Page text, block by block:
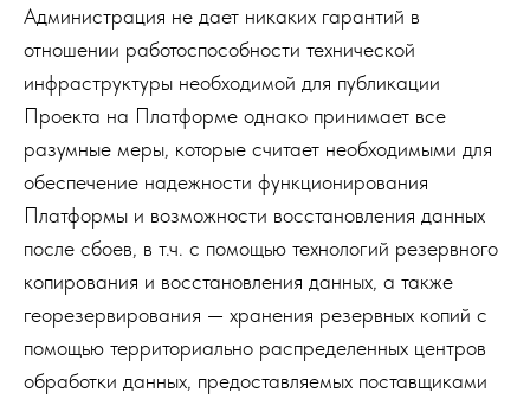
Администрация не дает никаких гарантий в
отношении работоспособности технической
инфраструктуры необходимой для публикации
Проекта на Платформе однако принимает все
разумные меры, которые считает необходимыми для
обеспечение надежности функционирования
Платформы и возможности восстановления данных
после сбоев, в т.ч. с помощью технологий резервного
копирования и восстановления данных, а также
георезервирования — хранения резервных копий с
помощью территориально распределенных центров
обработки данных, предоставляемых поставщиками